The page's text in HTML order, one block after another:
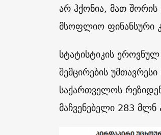
არ ჰქონია, მათ
მსოფლიო ფინანსური
სტატისტიკის ეროვნულ
შემცირების
საქართველოს
მაჩვენებელი 283